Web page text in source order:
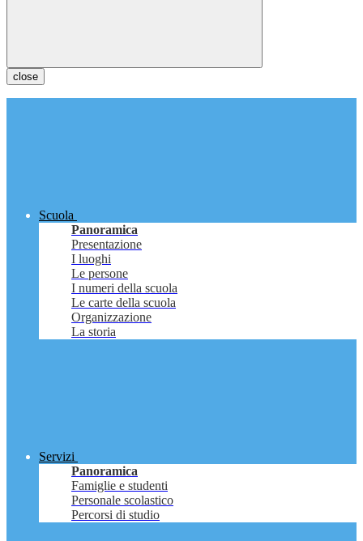
close
Scuola
Panoramica
Presentazione
I luoghi
Le persone
I numeri della scuola
Le carte della scuola
Organizzazione
La storia
Servizi
Panoramica
Famiglie e studenti
Personale scolastico
Percorsi di studio